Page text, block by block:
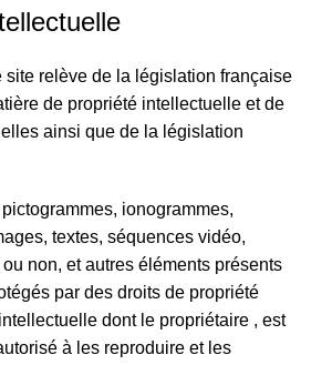
site relève de la législation française
de propriété intellectuelle et de
ainsi que de la législation
ionogrammes,
textes, séquences vidéo,
non, et autres éléments présents
par des droits de propriété
dont le propriétaire , est
à les reproduire et les